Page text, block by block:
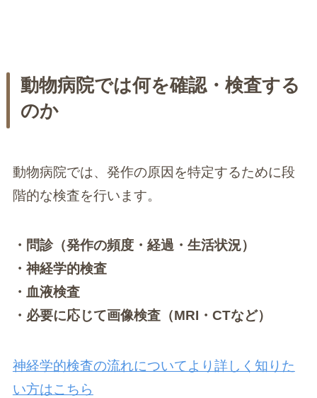
動物病院では何を確認・検査する
のか
動物病院では、発作の原因を特定するために段
階的な検査を行います。
・問診（発作の頻度・経過・生活状況）
・神経学的検査
・血液検査
・必要に応じて画像検査（MRI・CTなど）
神経学的検査の流れについてより詳しく知りた
い方はこちら